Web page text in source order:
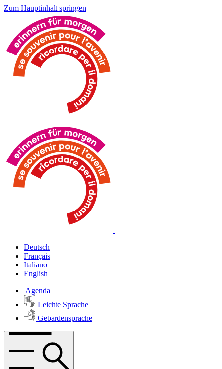
Zum Hauptinhalt springen
Deutsch
Français
Italiano
English
Agenda
Leichte Sprache
Gebärdensprache